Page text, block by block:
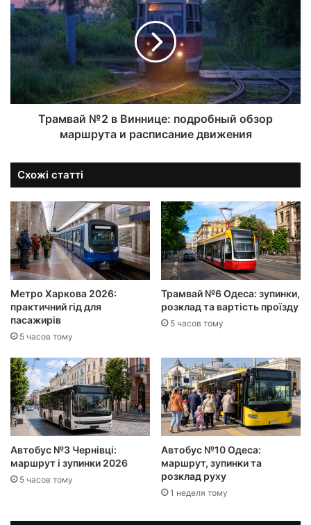
Трамвай №2 в Виннице: подробный обзор
маршрута и расписание движения
Схожі статті
Метро Харкова 2026:
практичний гід для
пасажирів
5 часов тому
Трамвай №6 Одеса: зупинки,
розклад та вартість проїзду
5 часов тому
Автобус №3 Чернівці:
маршрут і зупинки 2026
5 часов тому
Автобус №10 Одеса:
маршрут, зупинки та
розклад руху
1 неделя тому